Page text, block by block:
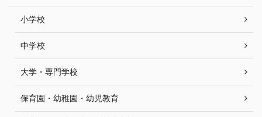
小学校
中学校
大学・専門学校
保育園・幼稚園・幼児教育